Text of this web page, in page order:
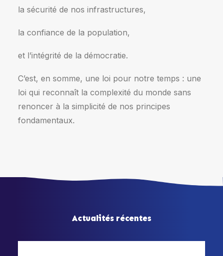
la sécurité de nos infrastructures,
la confiance de la population,
et l’intégrité de la démocratie.
C’est, en somme, une loi pour notre temps : une
loi qui reconnaît la complexité du monde sans
renoncer à la simplicité de nos principes
fondamentaux.
Actualités récentes